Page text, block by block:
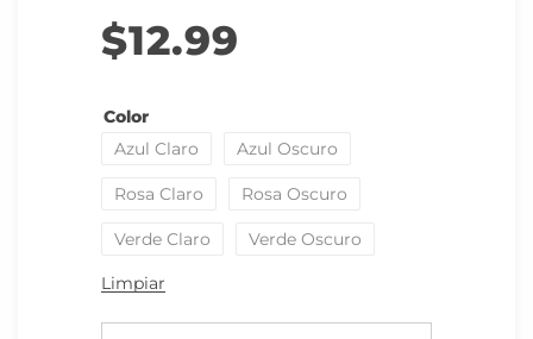
$12.99
Color
Azul Claro
Azul Oscuro
Rosa Claro Rosa Oscuro
Verde Claro Verde Oscuro
Limpiar